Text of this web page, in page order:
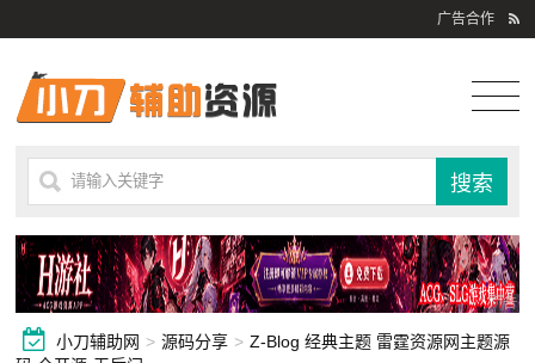
广告合作
小刀辅助网 > 源码分享 > Z-Blog 经典主题 雷霆资源网主题源